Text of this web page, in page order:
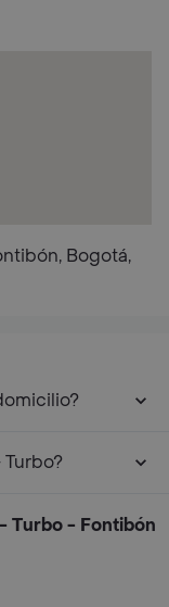
Bogotá,
Turbo - Fontibón